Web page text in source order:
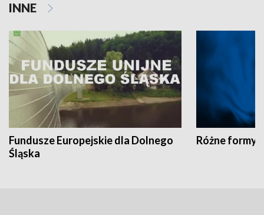
INNE
Fundusze Europejskie dla Dolnego
Śląska
Różne formy